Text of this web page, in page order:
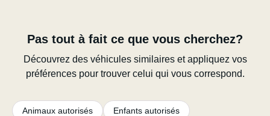
Pas tout à fait ce que vous cherchez?
Découvrez des véhicules similaires et appliquez vos
préférences pour trouver celui qui vous correspond.
Animaux autorisés Enfants autorisés